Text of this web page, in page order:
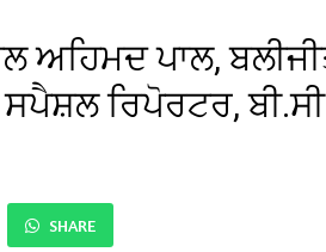
ਅਹਿਮਦ ਪਾਲ,
ਰਿਪੋਰਟਰ,
SHARE